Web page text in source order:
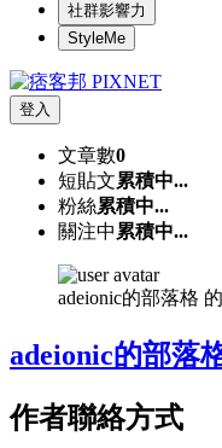
社群影響力
StyleMe
登入
文章數0
短貼文累積中...
粉絲累積中...
關注中 累積中...
adeionic的部落格
adeionic的部落
作者聯絡方式